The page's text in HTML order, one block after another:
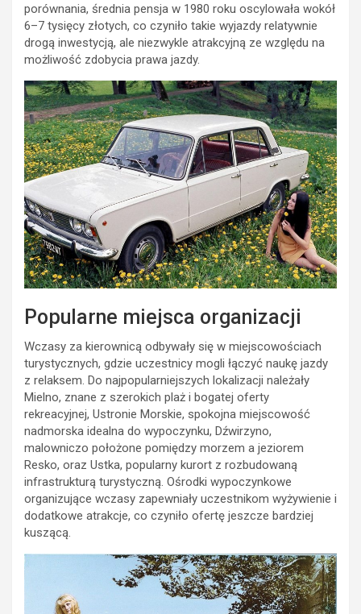
porównania, średnia pensja w 1980 roku oscylowała wokół
6–7 tysięcy złotych, co czyniło takie wyjazdy relatywnie
drogą inwestycją, ale niezwykle atrakcyjną ze względu na
możliwość zdobycia prawa jazdy.
Popularne miejsca organizacji
Wczasy za kierownicą odbywały się w miejscowościach
turystycznych, gdzie uczestnicy mogli łączyć naukę jazdy
z relaksem. Do najpopularniejszych lokalizacji należały
Mielno, znane z szerokich plaż i bogatej oferty
rekreacyjnej, Ustronie Morskie, spokojna miejscowość
nadmorska idealna do wypoczynku, Dźwirzyno,
malowniczo położone pomiędzy morzem a jeziorem
Resko, oraz Ustka, popularny kurort z rozbudowaną
infrastrukturą turystyczną. Ośrodki wypoczynkowe
organizujące wczasy zapewniały uczestnikom wyżywienie i
dodatkowe atrakcje, co czyniło ofertę jeszcze bardziej
kuszącą.